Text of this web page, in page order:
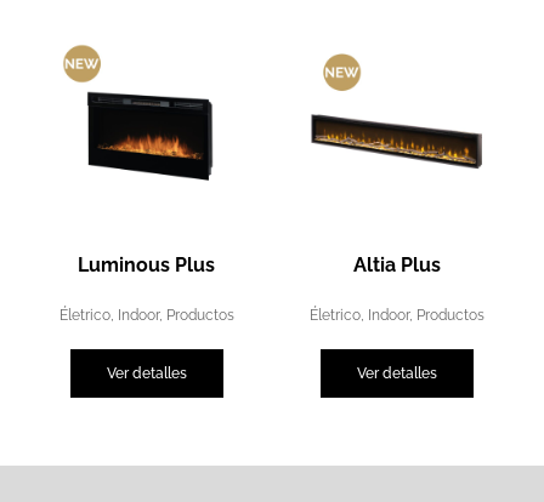
Luminous Plus
Életrico, Indoor, Productos
Ver detalles
Altia Plus
Életrico, Indoor, Productos
Ver detalles